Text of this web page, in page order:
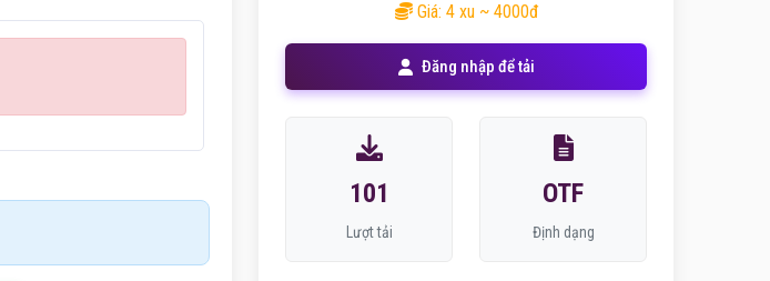
Giá: 4 xu ~ 4000đ
Đăng nhập để tải
101
Lượt tải
OTF
Định dạng